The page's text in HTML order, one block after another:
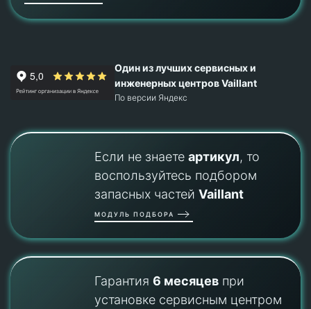
Один из лучших сервисных и
инженерных центров Vaillant
По версии Яндекс
Если не знаете артикул, то
воспользуйтесь подбором
запасных частей Vaillant
МОДУЛЬ ПОДБОРА
Гарантия 6 месяцевпри
установке сервисным центром